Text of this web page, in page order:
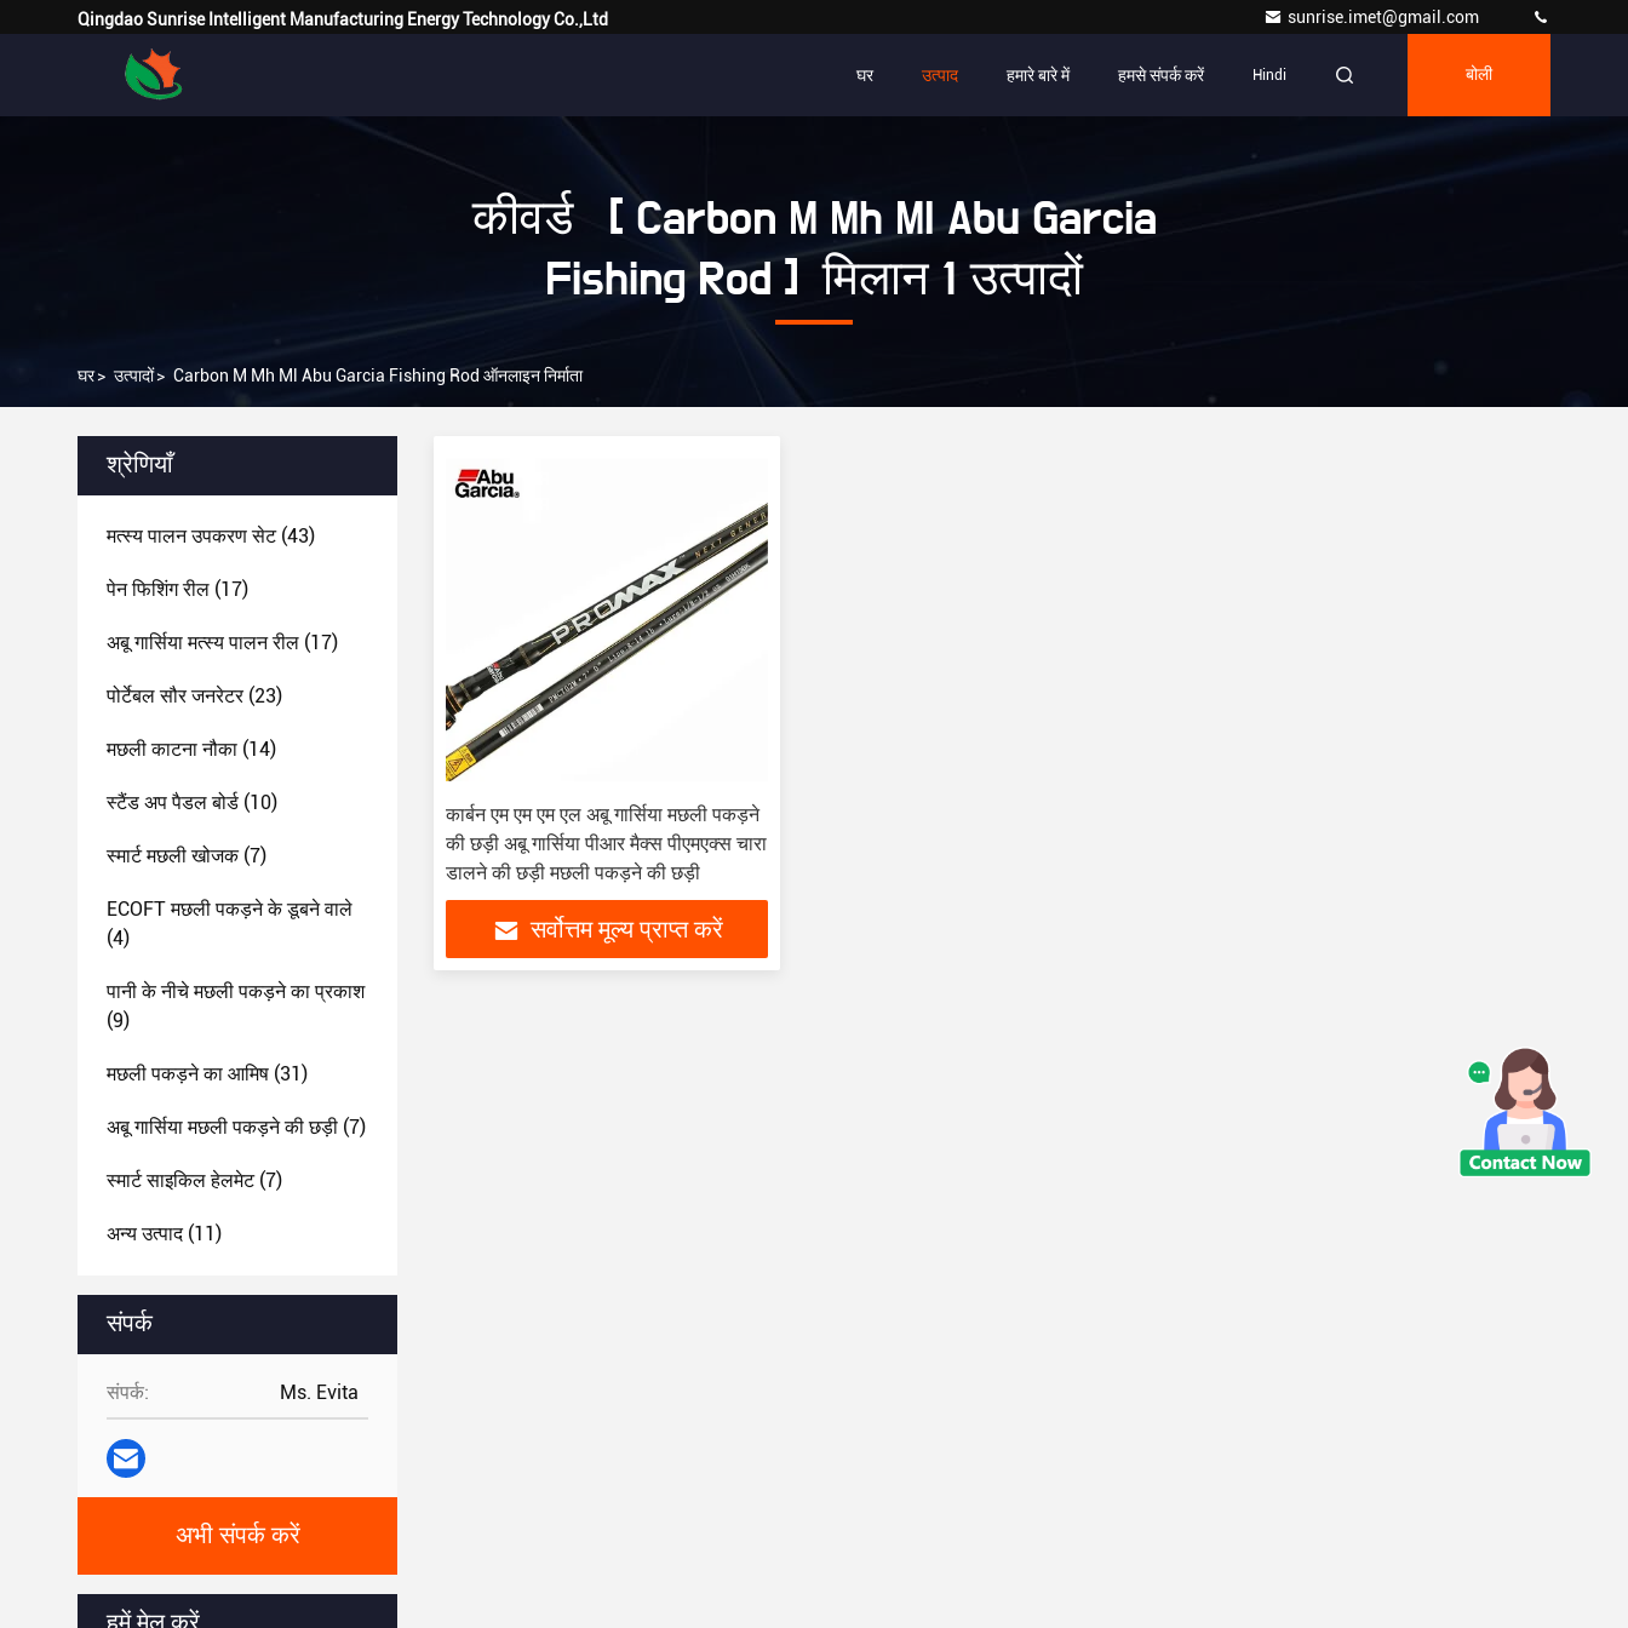
Qingdao Sunrise Intelligent Manufacturing Energy Technology Co.,Ltd sunrise.imet@gmail.com
घर उत्पाद हमारे बारे में हमसे संपर्क करें Hindi बोली
कीवर्ड [ Carbon M Mh Ml Abu Garcia
Fishing Rod ] मिलान 1 उत्पादों
घर> उत्पादों> Carbon M Mh Ml Abu Garcia Fishing Rod ऑनलाइन निर्माता
श्रेणियाँ
मत्स्य पालन उपकरण सेट(43)
पेन फिशिंग रील (17)
अबू गार्सिया मत्स्य पालन रील (17)
पोर्टेबल सौर जनरेटर(23)
मछली काटना नौका (14)
स्टैंड अप पैडल बोर्ड (10)
स्मार्ट मछली खोजक(7)
ECOFT मछली पकड़ने के डूबने वाले
(4)
पानी के नीचे मछली पकड़ने का प्रकाश
(9)
मछली पकड़ने का आमिष (31)
अबू गार्सिया मछली पकड़ने की छड़ी (7)
स्मार्ट साइकिल हेलमेट(7)
अन्य उत्पाद(11)
संपर्क
संपर्क: Ms. Evita
अभी संपर्क करें
हमें मेल करें
कार्बन एम एम एम एल अबू गार्सिया मछली पकड़ने
की छड़ी अबू गार्सिया पीआर मैक्स पीएमएक्स चारा
डालने की छड़ी मछली पकड़ने की छड़ी
सर्वोत्तम मूल्य प्राप्त करें